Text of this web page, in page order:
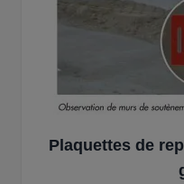
Plaquettes de